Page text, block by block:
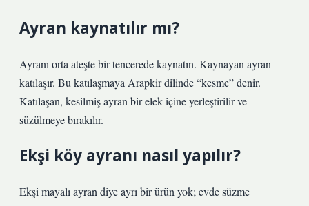
Ayran kaynatılır mı?
Ayranı orta ateşte bir tencerede kaynatın. Kaynayan ayran
katılaşır. Bu katılaşmaya Arapkir dilinde “kesme” denir.
Katılaşan, kesilmiş ayran bir elek içine yerleştirilir ve
süzülmeye bırakılır.
Ekşi köy ayranı nasıl yapılır?
Ekşi mayalı ayran diye ayrı bir ürün yok; evde süzme